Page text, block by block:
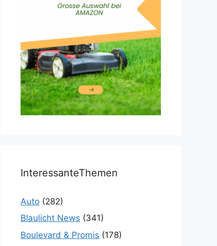
InteressanteThemen
Auto (282)
Blaulicht News (341)
Boulevard & Promis (178)